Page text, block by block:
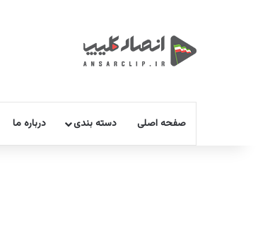
صفحه اصلی دسته بندی درباره ما